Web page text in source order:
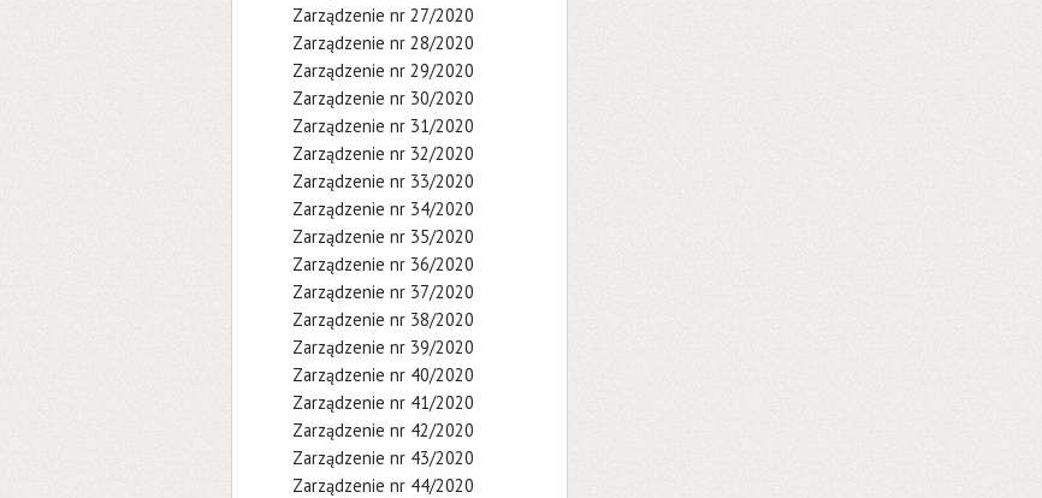
Zarządzenie nr 27/2020
Zarządzenie nr 28/2020
Zarządzenie nr 29/2020
Zarządzenie nr 30/2020
Zarządzenie nr 31/2020
Zarządzenie nr 32/2020
Zarządzenie nr 33/2020
Zarządzenie nr 34/2020
Zarządzenie nr 35/2020
Zarządzenie nr 36/2020
Zarządzenie nr 37/2020
Zarządzenie nr 38/2020
Zarządzenie nr 39/2020
Zarządzenie nr 40/2020
Zarządzenie nr 41/2020
Zarządzenie nr 42/2020
Zarządzenie nr 43/2020
Zarządzenie nr 44/2020